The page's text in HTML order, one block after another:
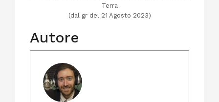
Terra
(dal gr del 21 Agosto 2023)
Autore